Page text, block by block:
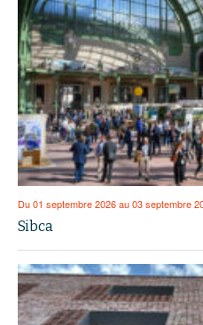
Du 01 septembre 2026 au 03 septembre
Sibca